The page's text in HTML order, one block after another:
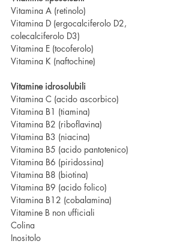
Vitamina A (retinolo)
Vitamina D (ergocalciferolo D2,
colecalciferolo D3)
Vitamina E (tocoferolo)
Vitamina K (naftochine)
Vitamine idrosolubili
Vitamina C (acido ascorbico)
Vitamina B1 (tiamina)
Vitamina B2 (riboflavina)
Vitamina B3 (niacina)
Vitamina B5 (acido pantotenico)
Vitamina B6 (piridossina)
Vitamina B8 (biotina)
Vitamina B9 (acido folico)
Vitamina B12 (cobalamina)
Vitamine B non ufficiali
Colina
Inositolo